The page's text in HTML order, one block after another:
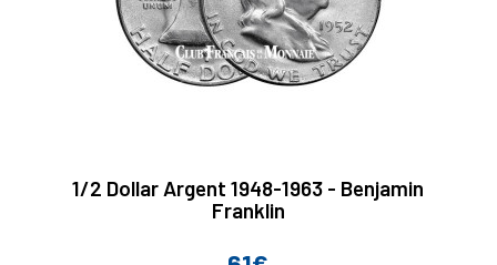
1/2 Dollar Argent 1948-1963 - Benjamin
Franklin